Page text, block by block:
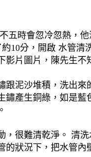
五時會忽冷忽熱，
10分，開啟 水管
影片圖片，陳先生
跟泥沙堆積，洗出
鏽產生銅綠，如是
，很難清乾淨。 清
狀況下，把水管內